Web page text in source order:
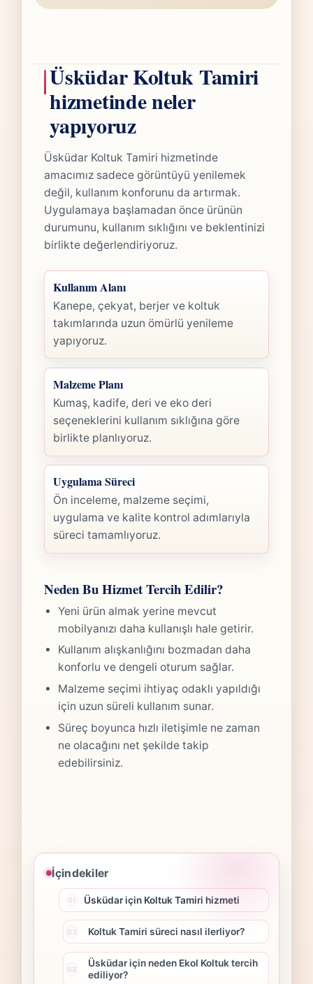
Üsküdar Koltuk Tamiri
hizmetinde neler
yapıyoruz
Üsküdar Koltuk Tamiri hizmetinde
amacımız sadece görüntüyü yenilemek
değil, kullanım konforunu da artırmak.
Uygulamaya başlamadan önce ürünün
durumunu, kullanım sıklığını ve beklentinizi
birlikte değerlendiriyoruz.
Kullanım Alanı
Kanepe, çekyat, berjer ve koltuk
takımlarında uzun ömürlü yenileme
yapıyoruz.
Malzeme Planı
Kumaş, kadife, deri ve eko deri
seçeneklerini kullanım sıklığına göre
birlikte planlıyoruz.
Uygulama Süreci
Ön inceleme, malzeme seçimi,
uygulama ve kalite kontrol adımlarıyla
süreci tamamlıyoruz.
Neden Bu Hizmet Tercih Edilir?
Yeni ürün almak yerine mevcut
mobilyanızı daha kullanışlı hale getirir.
Kullanım alışkanlığını bozmadan daha
konforlu ve dengeli oturum sağlar.
Malzeme seçimi ihtiyaç odaklı yapıldığı
için uzun süreli kullanım sunar.
Süreç boyunca hızlı iletişimle ne zaman
ne olacağını net şekilde takip
edebilirsiniz.
İçindekiler
Üsküdar için Koltuk Tamiri hizmeti
Koltuk Tamiri süreci nasıl ilerliyor?
Üsküdar için neden Ekol Koltuk tercih
ediliyor?